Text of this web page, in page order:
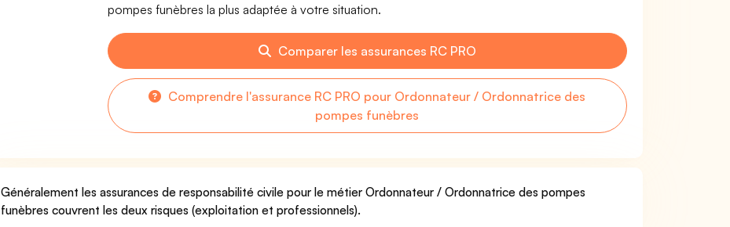
pompes funèbres la plus adaptée à votre situation.
Comparer les assurances RC PRO
Comprendre l'assurance RC PRO pour Ordonnateur / Ordonnatrice des
pompes funèbres
Généralement les assurances de responsabilité civile pour le métier Ordonnateur / Ordonnatrice des pompes
funèbres couvrent les deux risques (exploitation et professionnels).